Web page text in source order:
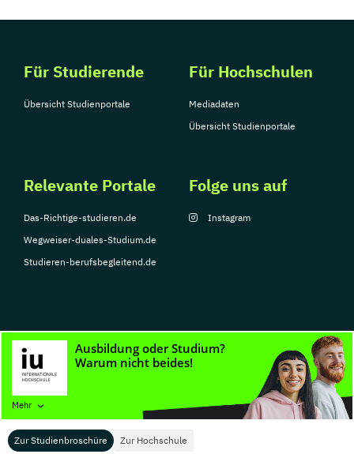
Zur Studienbroschüre Zur Hochschule
Mehr
Für Studierende
Übersicht Studienportale
Für Hochschulen
Mediadaten
Übersicht Studienportale
Relevante Portale
Das-Richtige-studieren.de
Wegweiser-duales-Studium.de
Studieren-berufsbegleitend.de
Folge uns auf
Instagram
© Copyright 2026, TarGroup Media GmbH
Nutzungsbedingungen